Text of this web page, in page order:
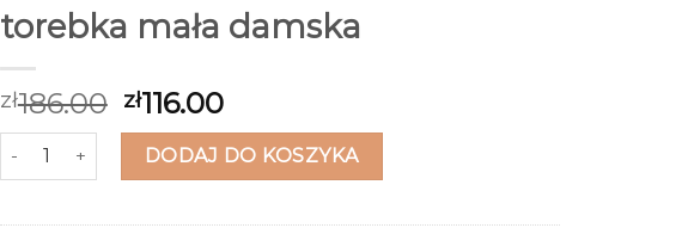
torebka mała damska
zł186.00 zł116.00
ilość torebka mała damskaDODAJ DO KOSZYKA